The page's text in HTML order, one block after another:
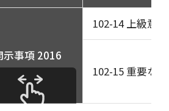
示事項 2016
102-14 上級意
102-15 重要な